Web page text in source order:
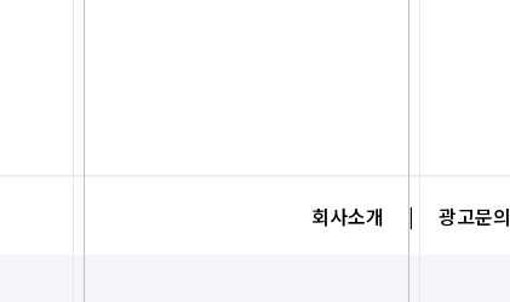
회사소개 | 광고문의